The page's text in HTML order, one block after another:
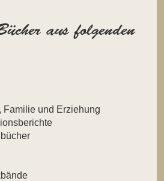
aus folgenden
Familie und Erziehung